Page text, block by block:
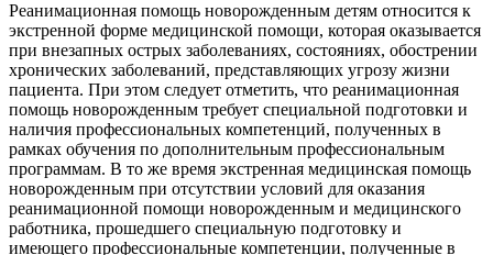
Реанимационная помощь новорожденным детям относится к
экстренной форме медицинской помощи, которая оказывается
при внезапных острых заболеваниях, состояниях, обострении
хронических заболеваний, представляющих угрозу жизни
пациента. При этом следует отметить, что реанимационная
помощь новорожденным требует специальной подготовки и
наличия профессиональных компетенций, полученных в
рамках обучения по дополнительным профессиональным
программам. В то же время экстренная медицинская помощь
новорожденным при отсутствии условий для оказания
реанимационной помощи новорожденным и медицинского
работника, прошедшего специальную подготовку и
имеющего профессиональные компетенции, полученные в